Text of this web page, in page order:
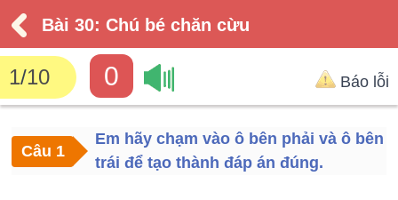
Bài 30: Chú bé chăn cừu
1/10 0 Báo lỗi
Câu 1
Em hãy chạm vào ô bên phải và ô bên
trái để tạo thành đáp án đúng.